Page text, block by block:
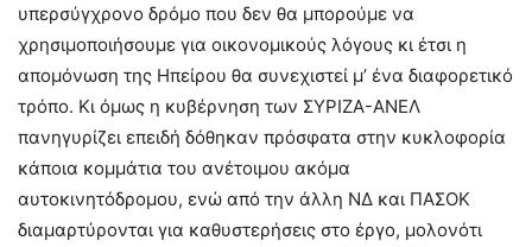
υπερσύγχρονο δρόμο που δεν θα μπορούμε να
χρησιμοποιήσουμε για οικονομικούς λόγους κι έτσι η
απομόνωση της Ηπείρου θα συνεχιστεί μ’ ένα διαφορετικό
τρόπο. Κι όμως η κυβέρνηση των ΣΥΡΙΖΑ-ΑΝΕΛ
πανηγυρίζει επειδή δόθηκαν πρόσφατα στην κυκλοφορία
κάποια κομμάτια του ανέτοιμου ακόμα
αυτοκινητόδρομου, ενώ από την άλλη ΝΔ και ΠΑΣΟΚ
διαμαρτύρονται για καθυστερήσεις στο έργο, μολονότι